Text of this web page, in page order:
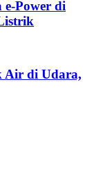
e-Power di
Air di Udara,